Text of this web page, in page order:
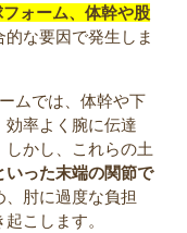
ォーム、体幹や股
的な要因で発生しま
ムでは、体幹や下
率よく腕に伝達
かし、これらの土
いった末端の関節で
、肘に過度な負担
こします。